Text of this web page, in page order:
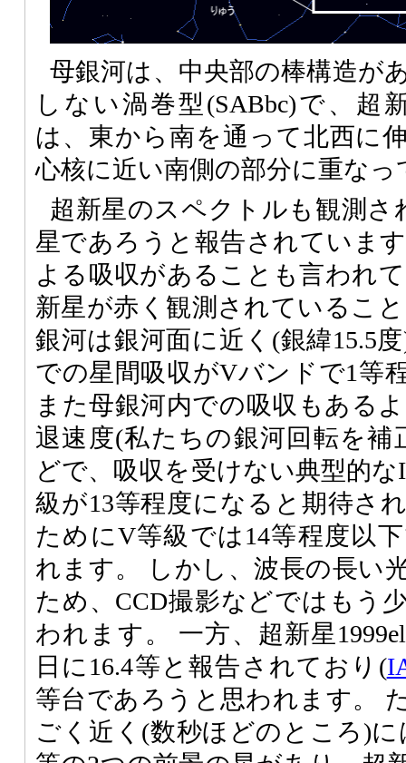
母銀河は、中央部の棒構造が
しない渦巻型(SABbc)で、超
は、東から南を通って北西に
心核に近い南側の部分に重なっ
超新星のスペクトルも観測さ
星であろうと報告されていま
よる吸収があることも言われ
新星が赤く観測されているこ
銀河は銀河面に近く(銀緯15.5
での星間吸収がVバンドで1等
また母銀河内での吸収もある
退速度(私たちの銀河回転を補
どで、吸収を受けない典型的
級が13等程度になると期待さ
ためにV等級では14等程度以
れます。 しかし、波長の長い
ため、CCD撮影などではもう
われます。 一方、超新星
日に16.4等と報告されており(
等台であろうと思われます。
ごく近く(数秒ほどのところ)に